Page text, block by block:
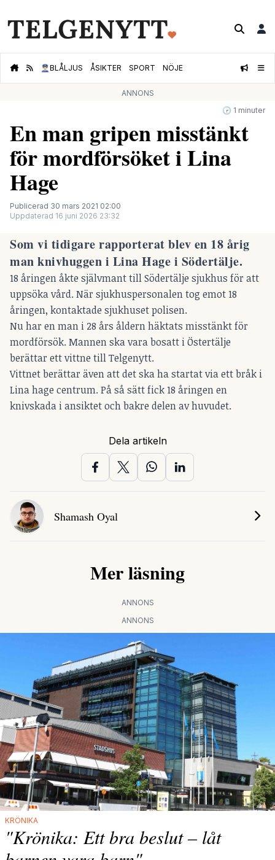
👮🏻‍♂️BLÅLJUS ÅSIKTER SPORT NÖJE
ANNONS
🕝 1 minuter
En man gripen misstänkt
för mordförsöket i Lina
Hage
Publicerad 30 mars 2021 02:00
Uppdaterad 16 juni 2026 23:32
Som vi tidigare rapporterat blev en 18 årig
man knivhuggen i Lina Hage i Södertälje.
18 åringen åkte självmant till Södertälje sjukhus för att
uppsöka vård. När sjukhuspersonalen tog emot 18
åringen, kontaktade sjukhuset polisen.
Nu har en man i 28 års åldern häktats misstänkt för
mordförsök. Mannen ska vara bosatt i Östertälje
berättar ett vittne till Telgenytt.
Vittnet berättar även att det ska ha startat via ett bråk i
Lina hage centrum. På så sätt fick 18 åringen en
knivskada i ansiktet och bakre delen av huvudet.
Dela artikeln
Shamash Oyal
Mer läsning
ANNONS
ANNONS
KRÖNIKA
"Krönika: Ett bra beslut – låt